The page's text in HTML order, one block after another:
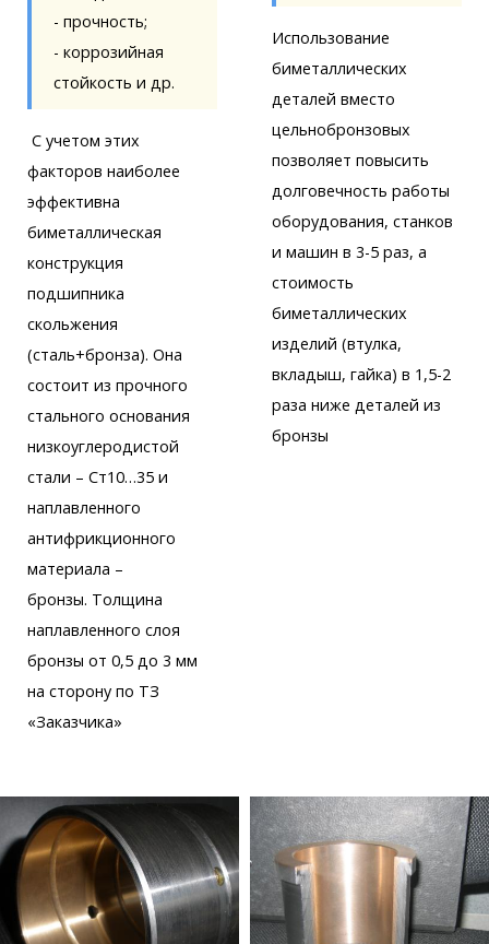
- прочность;
- коррозийная
стойкость и др.
С учетом этих
факторов наиболее
эффективна
биметаллическая
конструкция
подшипника
скольжения
(сталь+бронза). Она
состоит из прочного
стального основания
низкоуглеродистой
стали – Ст10…35 и
наплавленного
антифрикционного
материала –
бронзы. Толщина
наплавленного слоя
бронзы от 0,5 до 3 мм
на сторону по ТЗ
«Заказчика»
Использование
биметаллических
деталей вместо
цельнобронзовых
позволяет повысить
долговечность работы
оборудования, станков
и машин в 3-5 раз, а
стоимость
биметаллических
изделий (втулка,
вкладыш, гайка) в 1,5-2
раза ниже деталей из
бронзы